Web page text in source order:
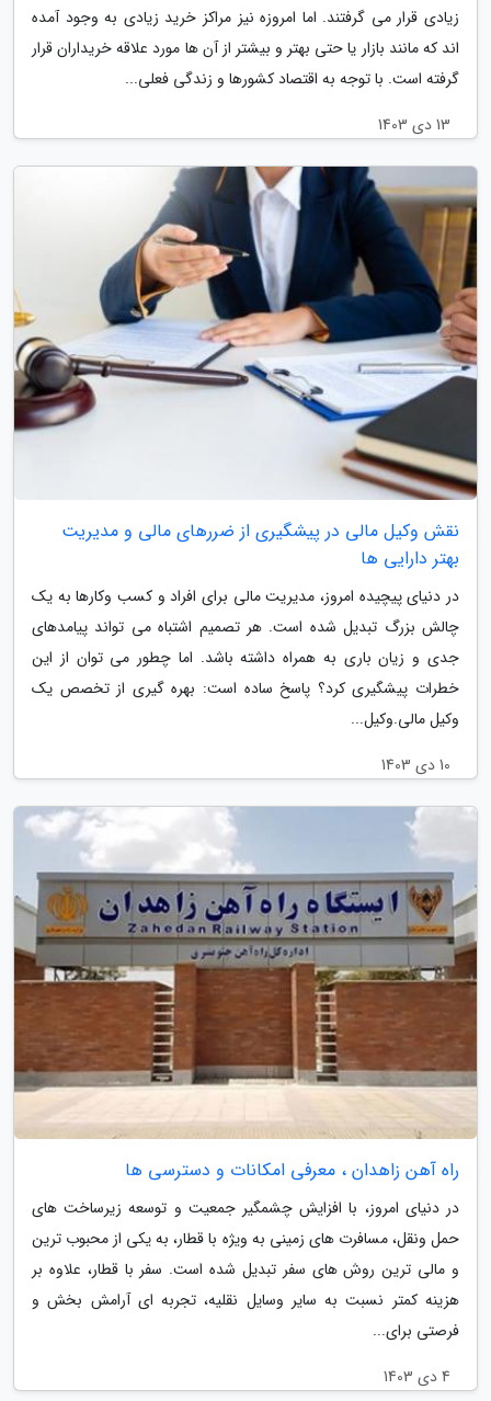
زیادی قرار می گرفتند. اما امروزه نیز مراکز خرید زیادی به وجود آمده
اند که مانند بازار یا حتی بهتر و بیشتر از آن ها مورد علاقه خریداران قرار
گرفته است. با توجه به اقتصاد کشورها و زندگی فعلی...
13 دی 1403
نقش وکیل مالی در پیشگیری از ضررهای مالی و مدیریت
بهتر دارایی ها
در دنیای پیچیده امروز، مدیریت مالی برای افراد و کسب وکارها به یک
چالش بزرگ تبدیل شده است. هر تصمیم اشتباه می تواند پیامدهای
جدی و زیان باری به همراه داشته باشد. اما چطور می توان از این
خطرات پیشگیری کرد؟ پاسخ ساده است: بهره گیری از تخصص یک
وکیل مالی.وکیل...
10 دی 1403
راه آهن زاهدان ، معرفی امکانات و دسترسی ها
در دنیای امروز، با افزایش چشمگیر جمعیت و توسعه زیرساخت های
حمل ونقل، مسافرت های زمینی به ویژه با قطار، به یکی از محبوب ترین
و مالی ترین روش های سفر تبدیل شده است. سفر با قطار، علاوه بر
هزینه کمتر نسبت به سایر وسایل نقلیه، تجربه ای آرامش بخش و
فرصتی برای...
4 دی 1403